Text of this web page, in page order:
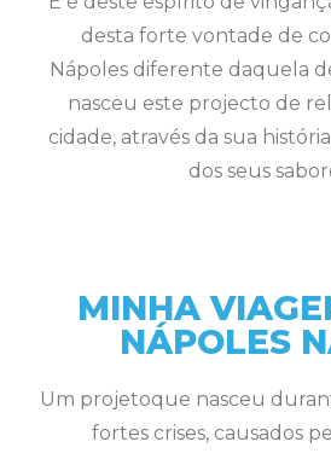
desta forte vontade de
Nápoles diferente daquela
nasceu este projecto de
cidade, através da sua
dos seus
MINHA
NÁPOLES
Um projetoque nasceu
fortes crises, causados